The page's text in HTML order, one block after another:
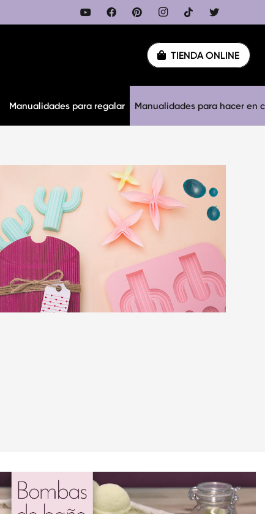
TIENDA ONLINE
Manualidades para regalar Manualidades para hacer en